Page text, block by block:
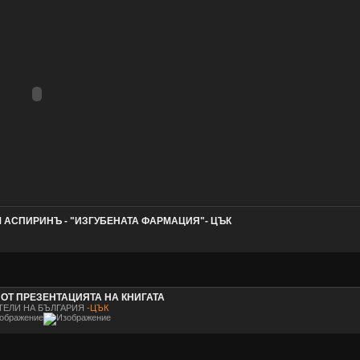
АСПИРИНЪ - "ИЗГУБЕНАТА ФАРМАЦИЯ"- ЦЪК
ПРЕЗЕНТАЦИЯТА НА КНИГАТА
НА БЪЛГАРИЯ -ЦЪК